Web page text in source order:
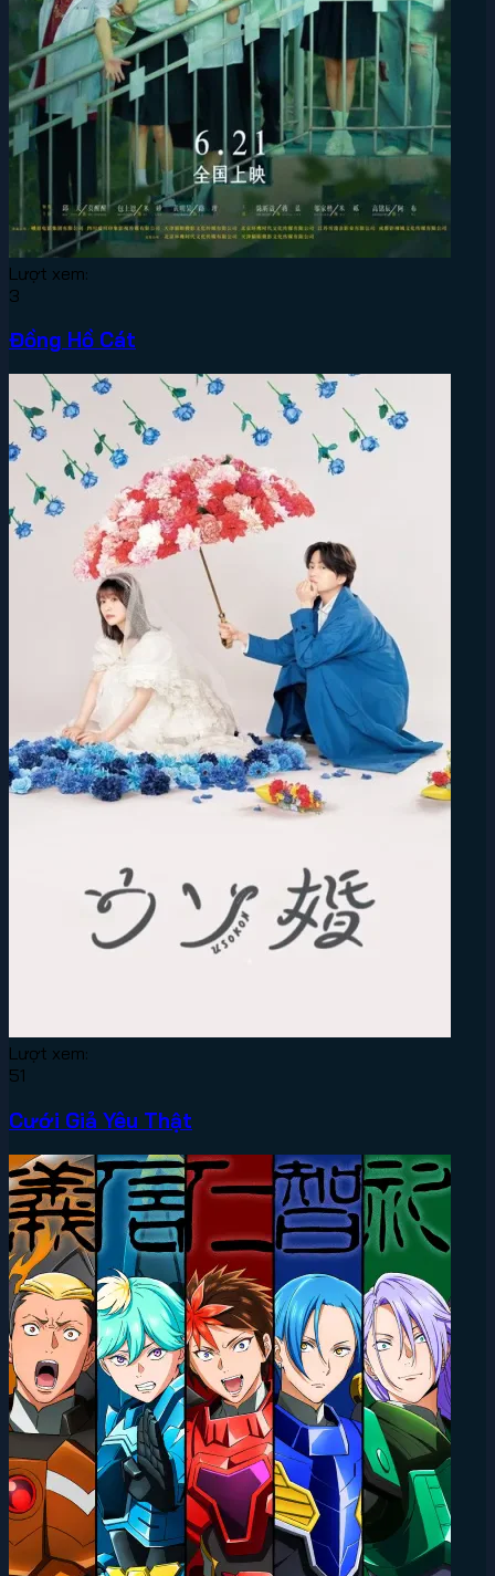
Lượt xem:
3
Đồng Hồ Cát
Lượt xem:
51
Cưới Giả Yêu Thật